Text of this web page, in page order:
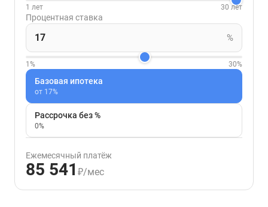
1 лет 30 лет
Процентная ставка
%
1% 30%
Базовая ипотека
от 17%
Рассрочка без %
0%
Ежемесячный платёж
85 541 ₽/мес